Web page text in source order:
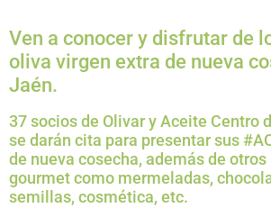
Ven a conocer y disfrutar de
oliva virgen extra de nueva
Jaén.
37 socios de Olivar y Aceite Centro
se darán cita para presentar sus
de nueva cosecha, además de
gourmet como mermeladas,
semillas, cosmética, etc.